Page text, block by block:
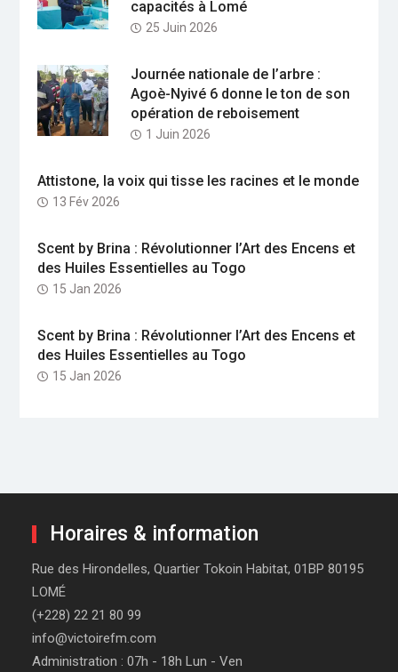
capacités à Lomé
25 Juin 2026
Journée nationale de l’arbre :
Agoè-Nyivé 6 donne le ton de son
opération de reboisement
1 Juin 2026
Attistone, la voix qui tisse les racines et le monde
13 Fév 2026
Scent by Brina : Révolutionner l’Art des Encens et
des Huiles Essentielles au Togo
15 Jan 2026
Scent by Brina : Révolutionner l’Art des Encens et
des Huiles Essentielles au Togo
15 Jan 2026
Horaires & information
Rue des Hirondelles, Quartier Tokoin Habitat, 01BP 80195
LOMÉ
(+228) 22 21 80 99
info@victoirefm.com
Administration : 07h - 18h Lun - Ven